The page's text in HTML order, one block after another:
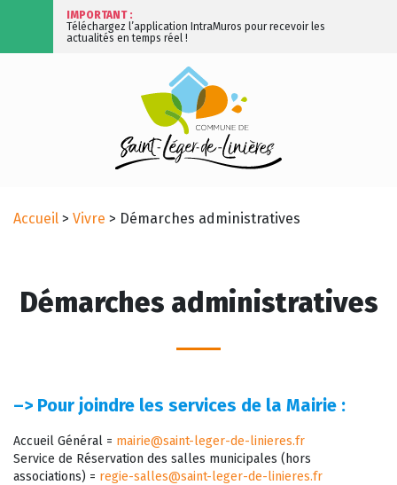
IMPORTANT :
Téléchargez l’application IntraMuros pour recevoir les
actualités en temps réel !
Accueil > Vivre > Démarches administratives
Démarches administratives
–> Pour joindre les services de la Mairie :
Accueil Général = mairie@saint-leger-de-linieres.fr
Service de Réservation des salles municipales (hors
associations) = regie-salles@saint-leger-de-linieres.fr